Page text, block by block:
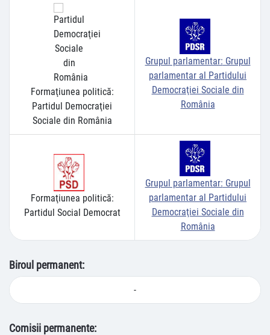
Formaţiunea politică:
Partidul Democraţiei
Sociale din România
Grupul parlamentar: Grupul
parlamentar al Partidului
Democraţiei Sociale din
România
Formaţiunea politică:
Partidul Social Democrat
Grupul parlamentar: Grupul
parlamentar al Partidului
Democraţiei Sociale din
România
Biroul permanent:
-
Comisii permanente: